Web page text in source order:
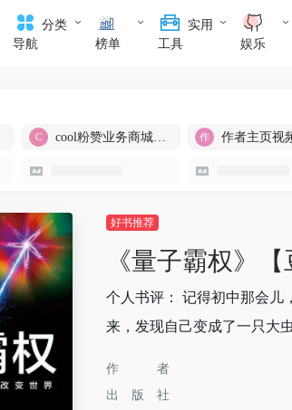
分类
导航
榜单
实用
工具
娱乐
cool粉赞业务商城【爆粉引流】
好书推荐
《量子霸权》【
个人书评： 记得初中那会儿
来，发现自己变成了一只大
作者
出版社